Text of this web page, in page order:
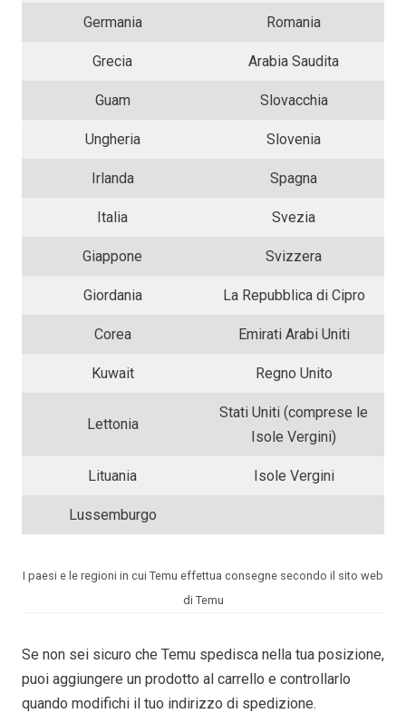
Germania Romania
Grecia Arabia Saudita
Guam Slovacchia
Ungheria Slovenia
Irlanda Spagna
Italia Svezia
Giappone Svizzera
Giordania La Repubblica di Cipro
Corea Emirati Arabi Uniti
Kuwait Regno Unito
Lettonia
Stati Uniti (comprese le
Isole Vergini)
Lituania Isole Vergini
Lussemburgo
I paesi e le regioni in cui Temu effettua consegne secondo il sito web
di Temu
Se non sei sicuro che Temu spedisca nella tua posizione,
puoi aggiungere un prodotto al carrello e controllarlo
quando modifichi il tuo indirizzo di spedizione.